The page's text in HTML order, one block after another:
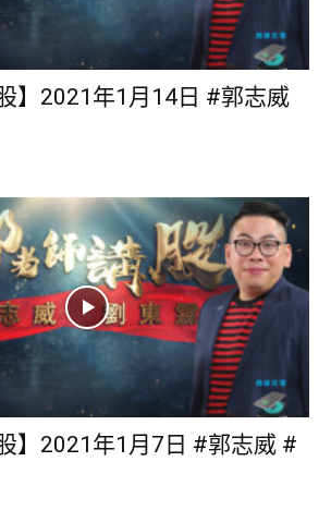
】2021年1月14日 #郭志威
】2021年1月7日 #郭志威 #